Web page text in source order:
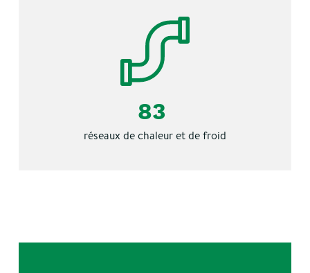
83
réseaux de chaleur et de froid